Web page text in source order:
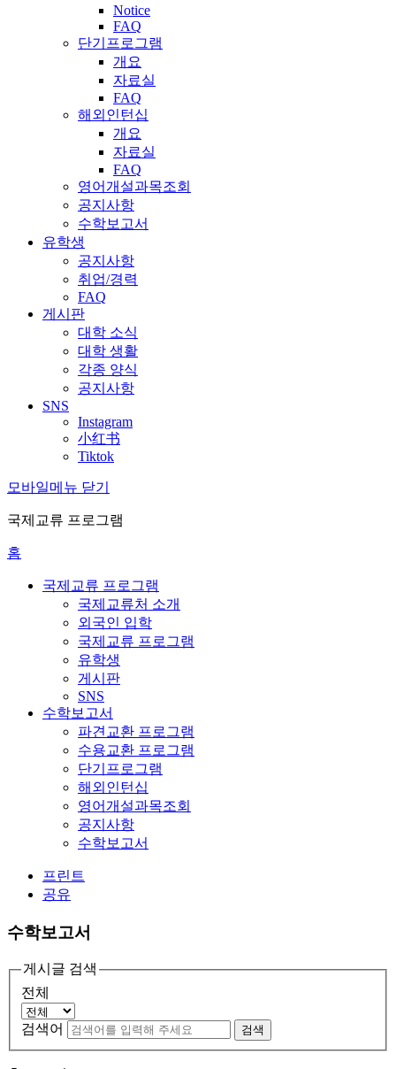
Notice
FAQ
단기프로그램
개요
자료실
FAQ
해외인턴십
개요
자료실
FAQ
영어개설과목조회
공지사항
수학보고서
유학생
공지사항
취업/경력
FAQ
게시판
대학 소식
대학 생활
각종 양식
공지사항
SNS
Instagram
小红书
Tiktok
모바일메뉴 닫기
국제교류 프로그램
홈
국제교류 프로그램
국제교류처 소개
외국인 입학
국제교류 프로그램
유학생
게시판
SNS
수학보고서
파견교환 프로그램
수용교환 프로그램
단기프로그램
해외인턴십
영어개설과목조회
공지사항
수학보고서
프린트
공유
수학보고서
게시글 검색
전체
검색어 검색